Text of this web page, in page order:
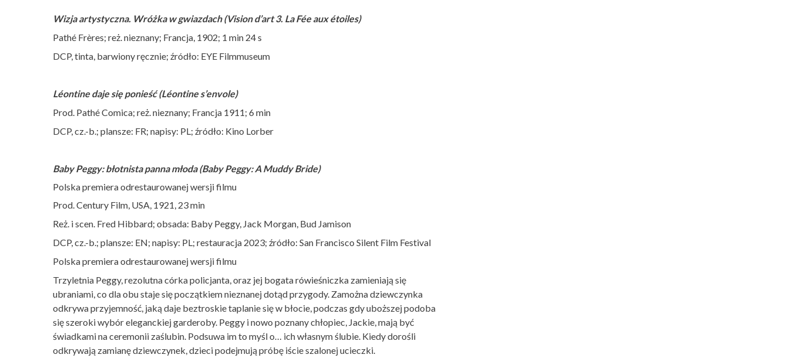
Wizja artystyczna. Wróżka w gwiazdach (Vision d’art 3. La Fée aux étoiles)
Pathé Frères; reż. nieznany; Francja, 1902; 1 min 24 s
DCP, tinta, barwiony ręcznie; źródło: EYE Filmmuseum
Léontine daje się ponieść (Léontine s’envole)
Prod. Pathé Comica; reż. nieznany; Francja 1911; 6 min
DCP, cz.-b.; plansze: FR; napisy: PL; źródło: Kino Lorber
Baby Peggy: błotnista panna młoda (Baby Peggy: A Muddy Bride)
Polska premiera odrestaurowanej wersji filmu
Prod. Century Film, USA, 1921, 23 min
Reż. i scen. Fred Hibbard; obsada: Baby Peggy, Jack Morgan, Bud Jamison
DCP, cz.-b.; plansze: EN; napisy: PL; restauracja 2023; źródło: San Francisco Silent Film Festival
Polska premiera odrestaurowanej wersji filmu
Trzyletnia Peggy, rezolutna córka policjanta, oraz jej bogata rówieśniczka zamieniają się
ubraniami, co dla obu staje się początkiem nieznanej dotąd przygody. Zamożna dziewczynka
odkrywa przyjemność, jaką daje beztroskie taplanie się w błocie, podczas gdy uboższej podoba
się szeroki wybór eleganckiej garderoby. Peggy i nowo poznany chłopiec, Jackie, mają być
świadkami na ceremonii zaślubin. Podsuwa im to myśl o… ich własnym ślubie. Kiedy dorośli
odkrywają zamianę dziewczynek, dzieci podejmują próbę iście szalonej ucieczki.